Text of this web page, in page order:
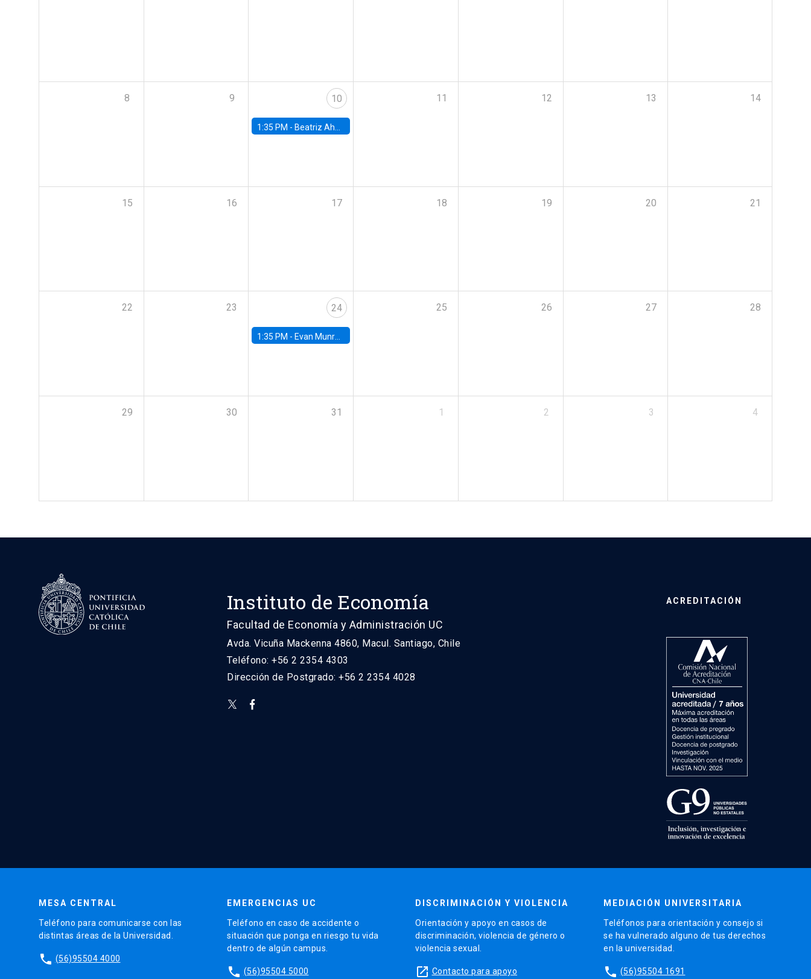
8 9 10
1:35 PM - Beatriz Ahumada, PhD candidate, Universidad de Pittsburgh
11 12 13 14
15 16 17 18 19 20 21
22 23 24
1:35 PM - Evan Munro, Neyman Visiting Assistant Professor in the Department of Statistics at UC Berkeley
25 26 27 28
29 30 31 1 2 3 4
Instituto de Economía
Facultad de Economía y Administración UC
Avda. Vicuña Mackenna 4860, Macul. Santiago, Chile
Teléfono: +56 2 2354 4303
Dirección de Postgrado: +56 2 2354 4028
ACREDITACIÓN
MESA CENTRAL
Teléfono para comunicarse con las
distintas áreas de la Universidad.
phone (56)95504 4000
EMERGENCIAS UC
Teléfono en caso de accidente o
situación que ponga en riesgo tu vida
dentro de algún campus.
phone (56)95504 5000
DISCRIMINACIÓN Y VIOLENCIA
Orientación y apoyo en casos de
discriminación, violencia de género o
violencia sexual.
launch Contacto para apoyo
MEDIACIÓN UNIVERSITARIA
Teléfonos para orientación y consejo si
se ha vulnerado alguno de tus derechos
en la universidad.
phone (56)95504 1691